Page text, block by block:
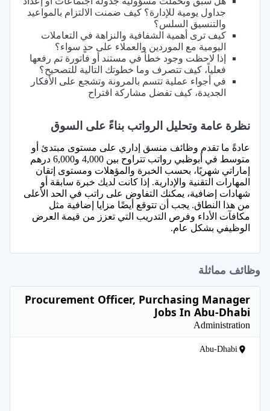
جداول يومية للإدارة؟ كيف ضمنت الالتزام بالمواعيد
والتنسيق السلس؟
كيف ترى أهمية الشفافية والنزاهة في التعاملات
اليومية مع الموردين والعملاء على حدٍ سواء؟
إذا لاحظت وجود خطأ في مستند أو فاتورة تم رفعها
فعلياً، كيف تتصرف وما خطوتك التالية للتصحيح؟
في أجواء عملية تتسم بالمرونة وتشجع على الأفكار
الجديدة، كيف تفضل مشاركة اقتراح
نظرة عامة وتحليل الرواتب بناءً على السوق
عادةً ما تقدم وظائف منسق إداري على مستوى مبتدئ أو
متوسط في أبوظبي رواتب تتراوح بين 4,000 و6,000 درهم
إماراتي شهريًا، بحسب الخبرة والمؤهلات ومستوى إتقان
المهارات التقنية والإدارية. إذا كانت لديك خبرة سابقة أو
شهادات إضافية، يمكنك التفاوض على راتب في الحد الأعلى
من هذا النطاق. يجب أن تتوقع أيضًا مزايا إضافية مثل
مكافآت الأداء وفرص التدريب التي تعزز من قيمة العرض
الوظيفي بشكل عام.
وظائف مماثلة
Procurement Officer, Purchasing Manager
Jobs In Abu-Dhabi
Administration
Abu-Dhabi